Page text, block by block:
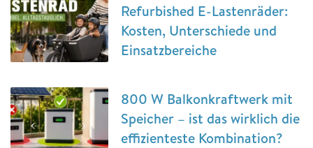
Refurbished E-Lastenräder:
Kosten, Unterschiede und
Einsatzbereiche
800 W Balkonkraftwerk mit
Speicher – ist das wirklich die
effizienteste Kombination?